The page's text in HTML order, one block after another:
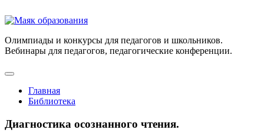
Олимпиады и конкурсы для педагогов и школьников.
Вебинары для педагогов, педагогические конференции.
Главная
Библиотека
Диагностика осознанного чтения.